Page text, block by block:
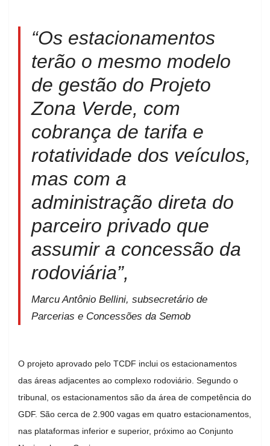
“Os estacionamentos
terão o mesmo modelo
de gestão do Projeto
Zona Verde, com
cobrança de tarifa e
rotatividade dos veículos,
mas com a
administração direta do
parceiro privado que
assumir a concessão da
rodoviária”,
Marcu Antônio Bellini, subsecretário de
Parcerias e Concessões da Semob
O projeto aprovado pelo TCDF inclui os estacionamentos
das áreas adjacentes ao complexo rodoviário. Segundo o
tribunal, os estacionamentos são da área de competência do
GDF. São cerca de 2.900 vagas em quatro estacionamentos,
nas plataformas inferior e superior, próximo ao Conjunto